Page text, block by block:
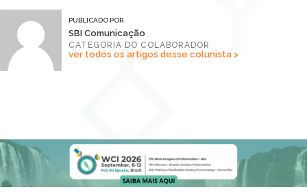
PUBLICADO POR
SBI Comunicação
CATEGORIA DO COLABORADOR
ver todos os artigos desse colunista >